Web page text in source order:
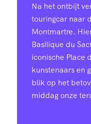
Na het ontbijt
touringcar naar
Montmartre.
Basilique du
iconische Place
kunstenaars en
blik op het
middag onze